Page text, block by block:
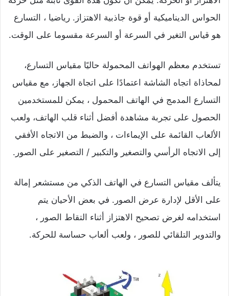
الحواس الديناميكية أو قوة جاذبية الاهتزاز. رياضيا ، التسارع
هو قياس التغير في السرعة أو السرعة مقسوما على الوقت.
تستخدم معظم الهواتف المحمولة حاليًا مقياس التسارع،
لمحاذاة اتجاه الشاشة اعتمادًا على اتجاة الجهاز، مع مقياس
التسارع المدمج في الهاتف المحمول ، يمكن للمستخدمين
الحصول على تجربة مشاهدة أفضل أثناء قلب الهاتف، ولعب
الألعاب القائمة على الإيماءات ، والضبط من الاتجاه الأفقي
إلى الاتجاه الرأسي والتصغير والتكبير / التصغير على الصور.
يتألف مقياس التسارع في الهاتف الذكي من مستشعر إمالة
على الأقل لإدارة عرض الصور. في بعض الأحيان يتم
استخدامه لغرض تصحيح الاهتزاز أثناء التقاط الصور ،
والتدوير التلقائي للصور ، ولعب ألعاب حساسة للحركة.